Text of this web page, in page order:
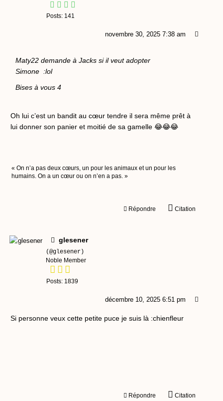
Posts: 141
novembre 30, 2025 7:38 am
Maty22 demande à Jacks si il veut adopter
Simone :lol
Bises à vous 4
Oh lui c’est un bandit au cœur tendre il sera même prêt à
lui donner son panier et moitié de sa gamelle 😂😂😂
« On n’a pas deux cœurs, un pour les animaux et un pour les
humains. On a un cœur ou on n’en a pas. »
Répondre Citation
glesener
(@glesener)
Noble Member
Posts: 1839
décembre 10, 2025 6:51 pm
Si personne veux cette petite puce je suis là :chienfleur
Répondre Citation